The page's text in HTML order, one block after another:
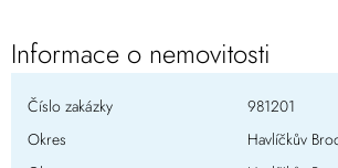
Informace o nemovitosti
Číslo zakázky
981201
Okres
Havlíčkův